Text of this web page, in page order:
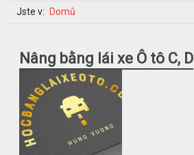
Jste v: Domů
Nâng bằng lái xe Ô tô C, D